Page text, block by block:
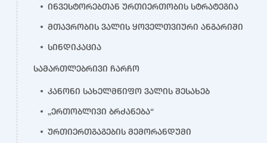
ინვესტორებთან ურთიერთობის სტრატეგია
მთავრობის ვალის ყოველთვიური ანგარიში
სინდიკაცია
სამართლებრივი ჩარჩო
კანონი სახელმწიფო ვალის შესახებ
„ერთობლივი ბრძანება“
ურთიერთგაგების მემორანდუმი